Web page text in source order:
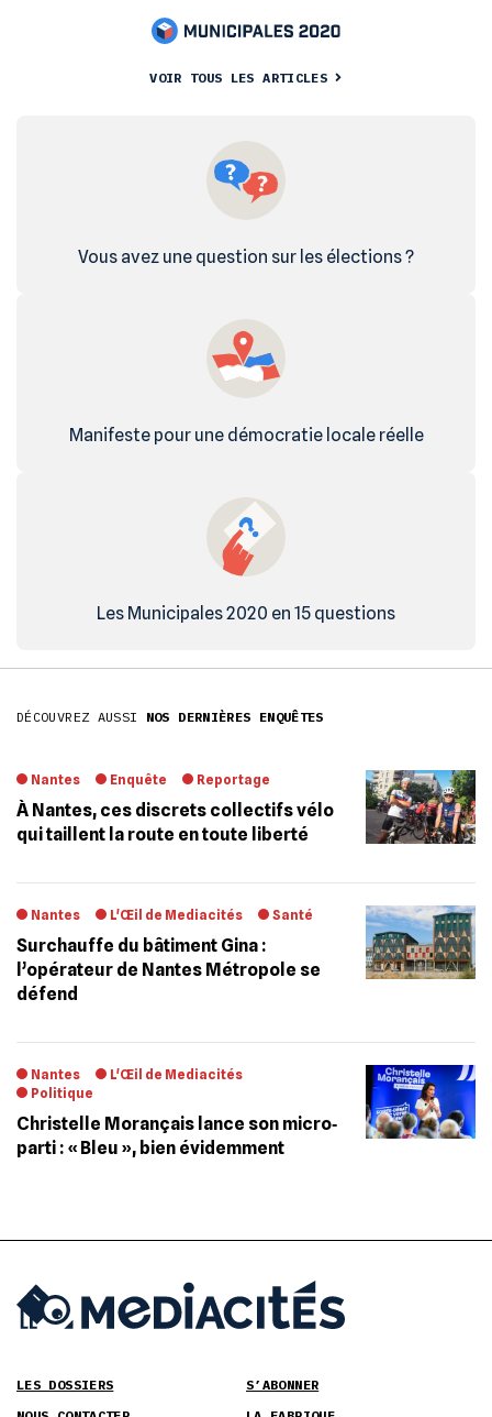
VOIR TOUS LES ARTICLES
Vous avez une question sur les élections ?
Manifeste pour une démocratie locale réelle
Les Municipales 2020 en 15 questions
DÉCOUVREZ AUSSI NOS DERNIÈRES ENQUÊTES
Nantes Enquête Reportage
À Nantes, ces discrets collectifs vélo
qui taillent la route en toute liberté
Nantes L'Œil de Mediacités Santé
Surchauffe du bâtiment Gina :
l’opérateur de Nantes Métropole se
défend
Nantes
L'Œil de Mediacités
Politique
Christelle Morançais lance son micro‐
parti : « Bleu », bien évidemment
LES DOSSIERS
S’ABONNER